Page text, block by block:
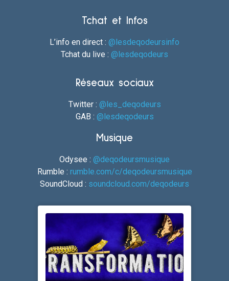
Tchat et Infos
L’info en direct : @lesdeqodeursinfo
Tchat du live : @lesdeqodeurs
Réseaux sociaux
Twitter : @les_deqodeurs
GAB : @lesdeqodeurs
Musique
Odysee : @deqodeursmusique
Rumble : rumble.com/c/deqodeursmusique
SoundCloud : soundcloud.com/deqodeurs